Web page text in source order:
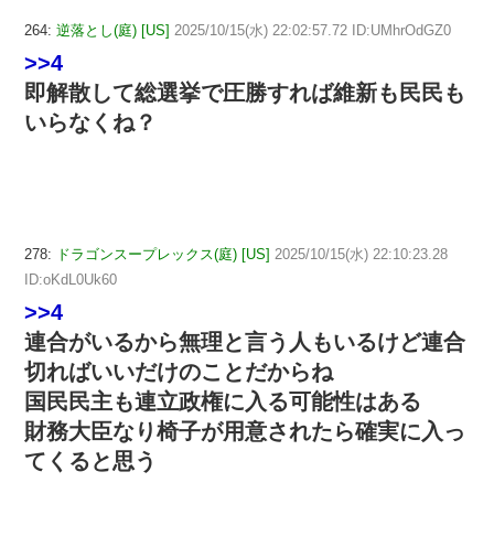
264: 逆落とし(庭) [US] 2025/10/15(水) 22:02:57.72 ID:UMhrOdGZ0
>>4
即解散して総選挙で圧勝すれば維新も民民も
いらなくね？
278: ドラゴンスープレックス(庭) [US] 2025/10/15(水) 22:10:23.28
ID:oKdL0Uk60
>>4
連合がいるから無理と言う人もいるけど連合
切ればいいだけのことだからね
国民民主も連立政権に入る可能性はある
財務大臣なり椅子が用意されたら確実に入っ
てくると思う